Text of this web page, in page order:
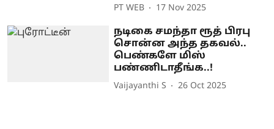
PT WEB 17 Nov 2025
நடிகை சமந்தா ரூத் பிரபு
சொன்ன அந்த தகவல்..
பெண்களே மிஸ்
பண்ணிடாதீங்க..!
Vaijayanthi S 26 Oct 2025